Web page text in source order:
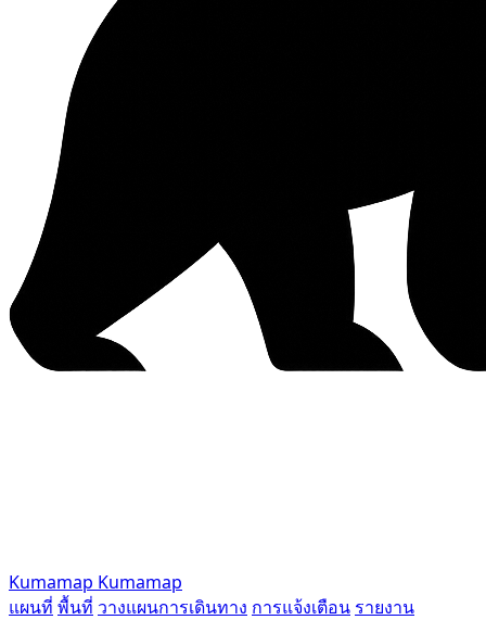
Kumamap Kumamap
แผนที่ พื้นที่ วางแผนการเดินทาง การแจ้งเตือน รายงาน